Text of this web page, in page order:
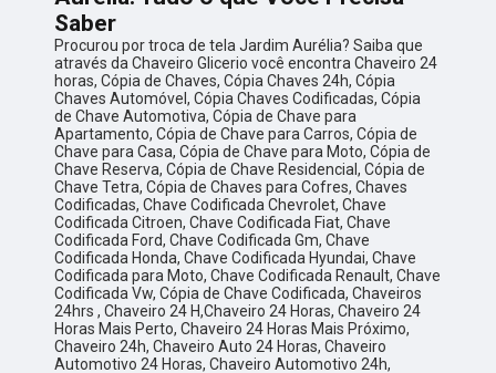
Saber
Procurou por troca de tela Jardim Aurélia? Saiba que
através da Chaveiro Glicerio você encontra Chaveiro 24
horas, Cópia de Chaves, Cópia Chaves 24h, Cópia
Chaves Automóvel, Cópia Chaves Codificadas, Cópia
de Chave Automotiva, Cópia de Chave para
Apartamento, Cópia de Chave para Carros, Cópia de
Chave para Casa, Cópia de Chave para Moto, Cópia de
Chave Reserva, Cópia de Chave Residencial, Cópia de
Chave Tetra, Cópia de Chaves para Cofres, Chaves
Codificadas, Chave Codificada Chevrolet, Chave
Codificada Citroen, Chave Codificada Fiat, Chave
Codificada Ford, Chave Codificada Gm, Chave
Codificada Honda, Chave Codificada Hyundai, Chave
Codificada para Moto, Chave Codificada Renault, Chave
Codificada Vw, Cópia de Chave Codificada, Chaveiros
24hrs , Chaveiro 24 H,Chaveiro 24 Horas, Chaveiro 24
Horas Mais Perto, Chaveiro 24 Horas Mais Próximo,
Chaveiro 24h, Chaveiro Auto 24 Horas, Chaveiro
Automotivo 24 Horas, Chaveiro Automotivo 24h,